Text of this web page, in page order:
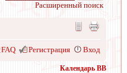
Расширенный поиск
FAQ Регистрация Вход
Календарь ВВ